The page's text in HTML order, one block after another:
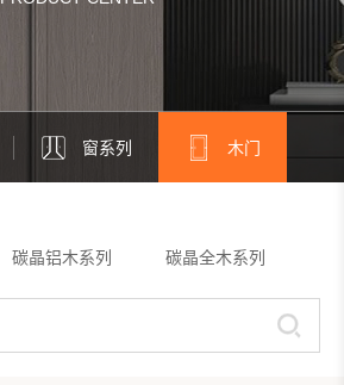
窗系列 木门
碳晶铝木系列 碳晶全木系列